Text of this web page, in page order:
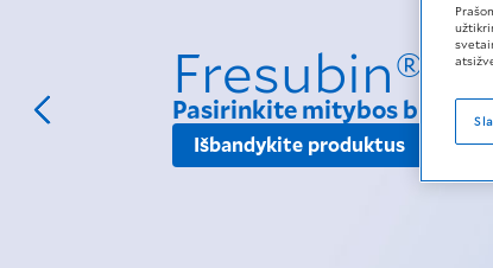
Fresubin®
Pasirinkite mitybos būdą,
Išbandykite produktus